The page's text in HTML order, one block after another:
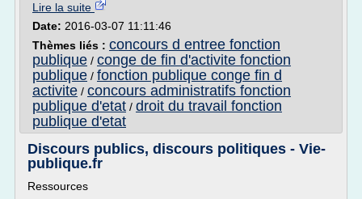
Lire la suite
Date: 2016-03-07 11:11:46
Thèmes liés : concours d entree fonction
publique / conge de fin d'activite fonction
publique / fonction publique conge fin d
activite / concours administratifs fonction
publique d'etat / droit du travail fonction
publique d'etat
Discours publics, discours politiques - Vie-
publique.fr
Ressources